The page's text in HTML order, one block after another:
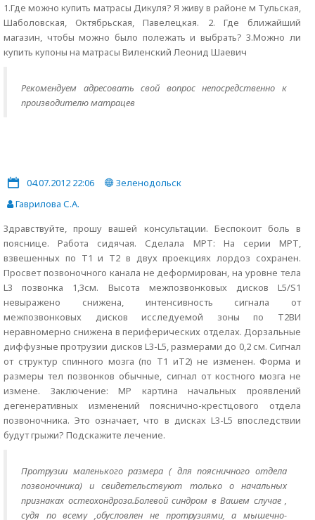
1.Где можно купить матрасы Дикуля? Я живу в районе м Тульская,
Шаболовская, Октябрьская, Павелецкая. 2. Где ближайший
магазин, чтобы можно было полежать и выбрать? 3.Можно ли
купить купоны на матрасы Виленский Леонид Шаевич
Рекомендуем адресовать свой вопрос непосредственно к
производителю матрацев
04.07.2012 22:06
Зеленодольск
Гаврилова С.А.
Здравствуйте, прошу вашей консультации. Беспокоит боль в
пояснице. Работа сидячая. Сделала МРТ: На серии МРТ,
взвешенных по Т1 и Т2 в двух проекциях лордоз сохранен.
Просвет позвоночного канала не деформирован, на уровне тела
L3 позвонка 1,3см. Высота межпозвонковых дисков L5/S1
невыражено снижена, интенсивность сигнала от
межпозвонковых дисков исследуемой зоны по Т2ВИ
неравномерно снижена в периферических отделах. Дорзальные
диффузные протрузии дисков L3-L5, размерами до 0,2 см. Сигнал
от структур спинного мозга (по Т1 иТ2) не изменен. Форма и
размеры тел позвонков обычные, сигнал от костного мозга не
измене. Заключение: МР картина начальных проявлений
дегенеративных изменений пояснично-крестцового отдела
позвоночника. Это означает, что в дисках L3-L5 впоследствии
будут грыжи? Подскажите лечение.
Протрузии маленького размера ( для поясничного отдела
позвоночника) и свидетельствуют только о начальных
признаках остеохондроза.Болевой синдром в Вашем случае ,
судя по всему ,обусловлен не протрузиями, а мышечно-